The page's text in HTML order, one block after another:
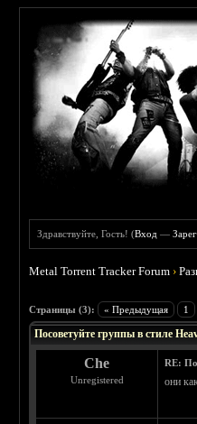
Здравствуйте, Гость! (Вход —
Metal Torrent Tracker Forum ›
Страницы (3): « Предыдущая 1
Посоветуйте группы в стиле
Che
Unregistered
RE:
они